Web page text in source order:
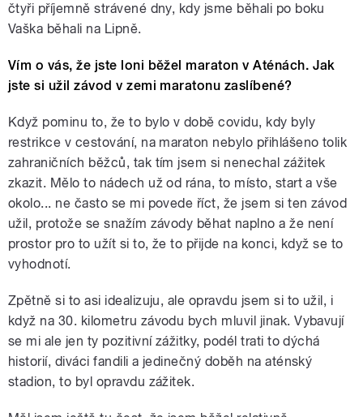
čtyři příjemně strávené dny, kdy jsme běhali po boku
Vaška běhali na Lipně.
Vím o vás, že jste loni běžel maraton v Aténách. Jak
jste si užil závod v zemi maratonu zaslíbené?
Když pominu to, že to bylo v době covidu, kdy byly
restrikce v cestování, na maraton nebylo přihlášeno tolik
zahraničních běžců, tak tím jsem si nenechal zážitek
zkazit. Mělo to nádech už od rána, to místo, start a vše
okolo... ne často se mi povede říct, že jsem si ten závod
užil, protože se snažím závody běhat naplno a že není
prostor pro to užít si to, že to přijde na konci, když se to
vyhodnotí.
Zpětně si to asi idealizuju, ale opravdu jsem si to užil, i
když na 30. kilometru závodu bych mluvil jinak. Vybavují
se mi ale jen ty pozitivní zážitky, podél trati to dýchá
historií, diváci fandili a jedinečný doběh na aténský
stadion, to byl opravdu zážitek.